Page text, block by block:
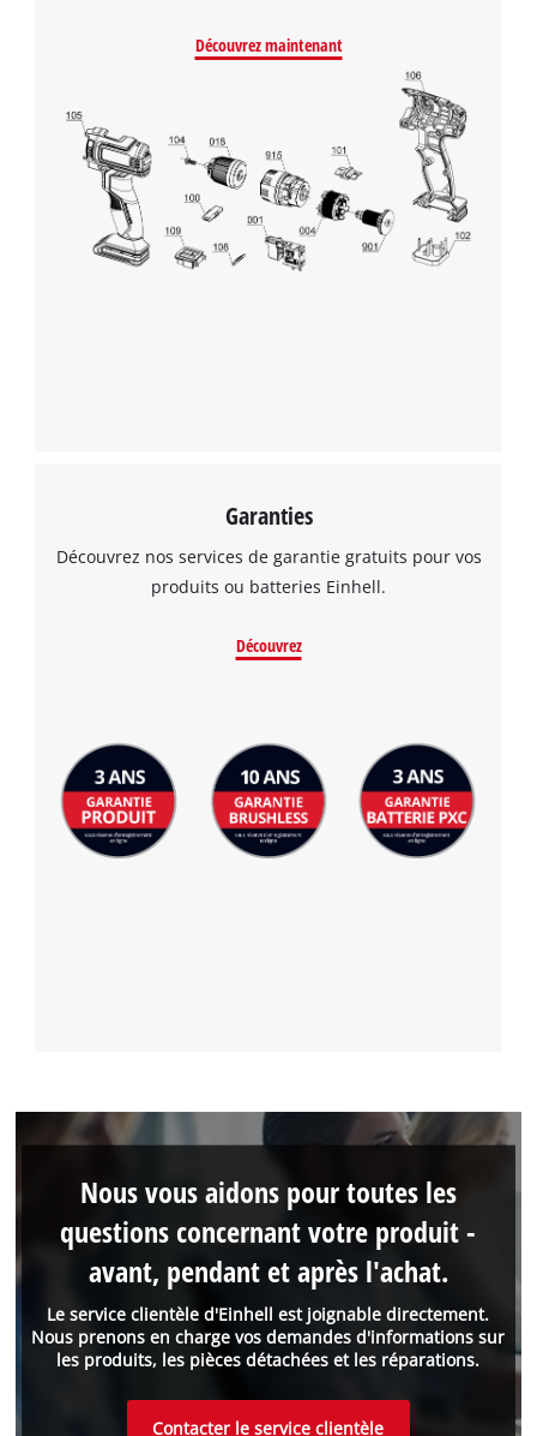
Découvrez maintenant
Garanties
Découvrez nos services de garantie gratuits pour vos
produits ou batteries Einhell.
Découvrez
Le service clientèle d'Einhell est joignable directement.
Nous prenons en charge vos demandes d'informations sur
les produits, les pièces détachées et les réparations.
Nous vous aidons pour toutes les
questions concernant votre produit -
avant, pendant et après l'achat.
Contacter le service clientèle